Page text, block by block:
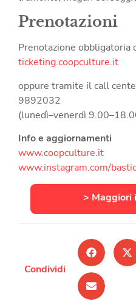
Prenotazioni
Prenotazione obbligatoria
ticketing.coopculture.it
oppure tramite il call
9892032
(lunedì–venerdì
Info e aggiornamenti
www.coopculture.it
www.instagram.com/
> Maggiori
Condividi